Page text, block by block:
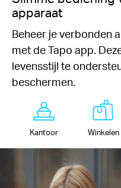
apparaat
Beheer je verbonden
met de Tapo app.
levensstijl te
beschermen.
Kantoor Winkelen